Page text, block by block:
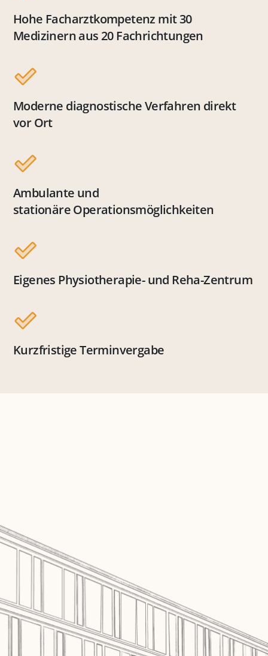
Hohe Facharztkompetenz mit 30
Medizinern aus 20 Fachrichtungen
Moderne diagnostische Verfahren direkt
vor Ort
Ambulante und
stationäre Operationsmöglichkeiten
Eigenes Physiotherapie- und Reha-Zentrum
Kurzfristige Terminvergabe